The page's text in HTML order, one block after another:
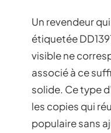
Un revendeur
étiquetée
visible ne
associé à ce
solide. Ce type
les copies qui
populaire sans